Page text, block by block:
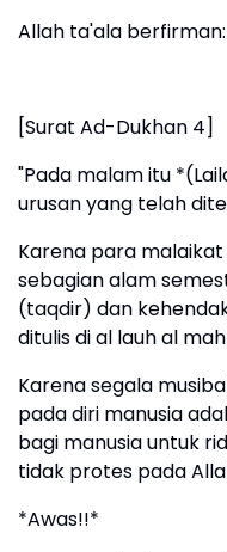
Allah ta'ala berfirman:
[Surat Ad-Dukhan 4]
"Pada malam itu
urusan yang telah
Karena para
sebagian alam
(taqdir) dan
ditulis di al lauh al
Karena segala
pada diri manusia
bagi manusia untuk
tidak protes pada
*Awas!!*